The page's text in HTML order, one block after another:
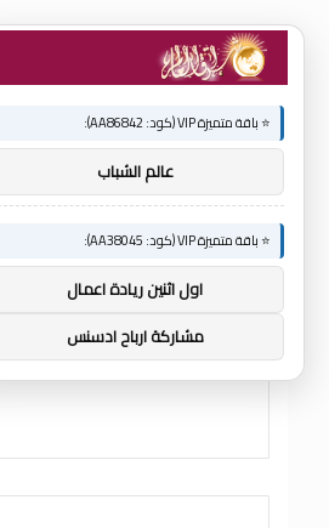
🚀 توصيات :
⭐ باقة متميزة VIP (كود: AA86842):
عالم الشباب
⭐ باقة متميزة VIP (كود: AA38045):
اول اثنين ريادة اعمال
مشاركة ارباح ادسنس